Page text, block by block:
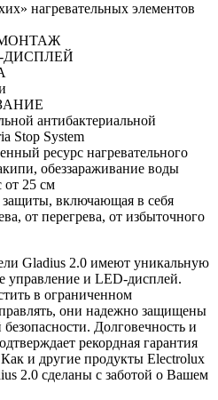
нагревательных элементов
ДИСПЛЕЙ
антибактериальной
Stop System
ресурс нагревательного
обеззараживание воды
от 25 см
защиты, включающая в себя
от перегрева, от избыточного
Gladius 2.0 имеют уникальную
управление и LED-дисплей.
в ограниченном
они надежно защищены
Долговечность и
рекордная гарантия
и другие продукты Electrolux
2.0 сделаны с заботой о Вашем